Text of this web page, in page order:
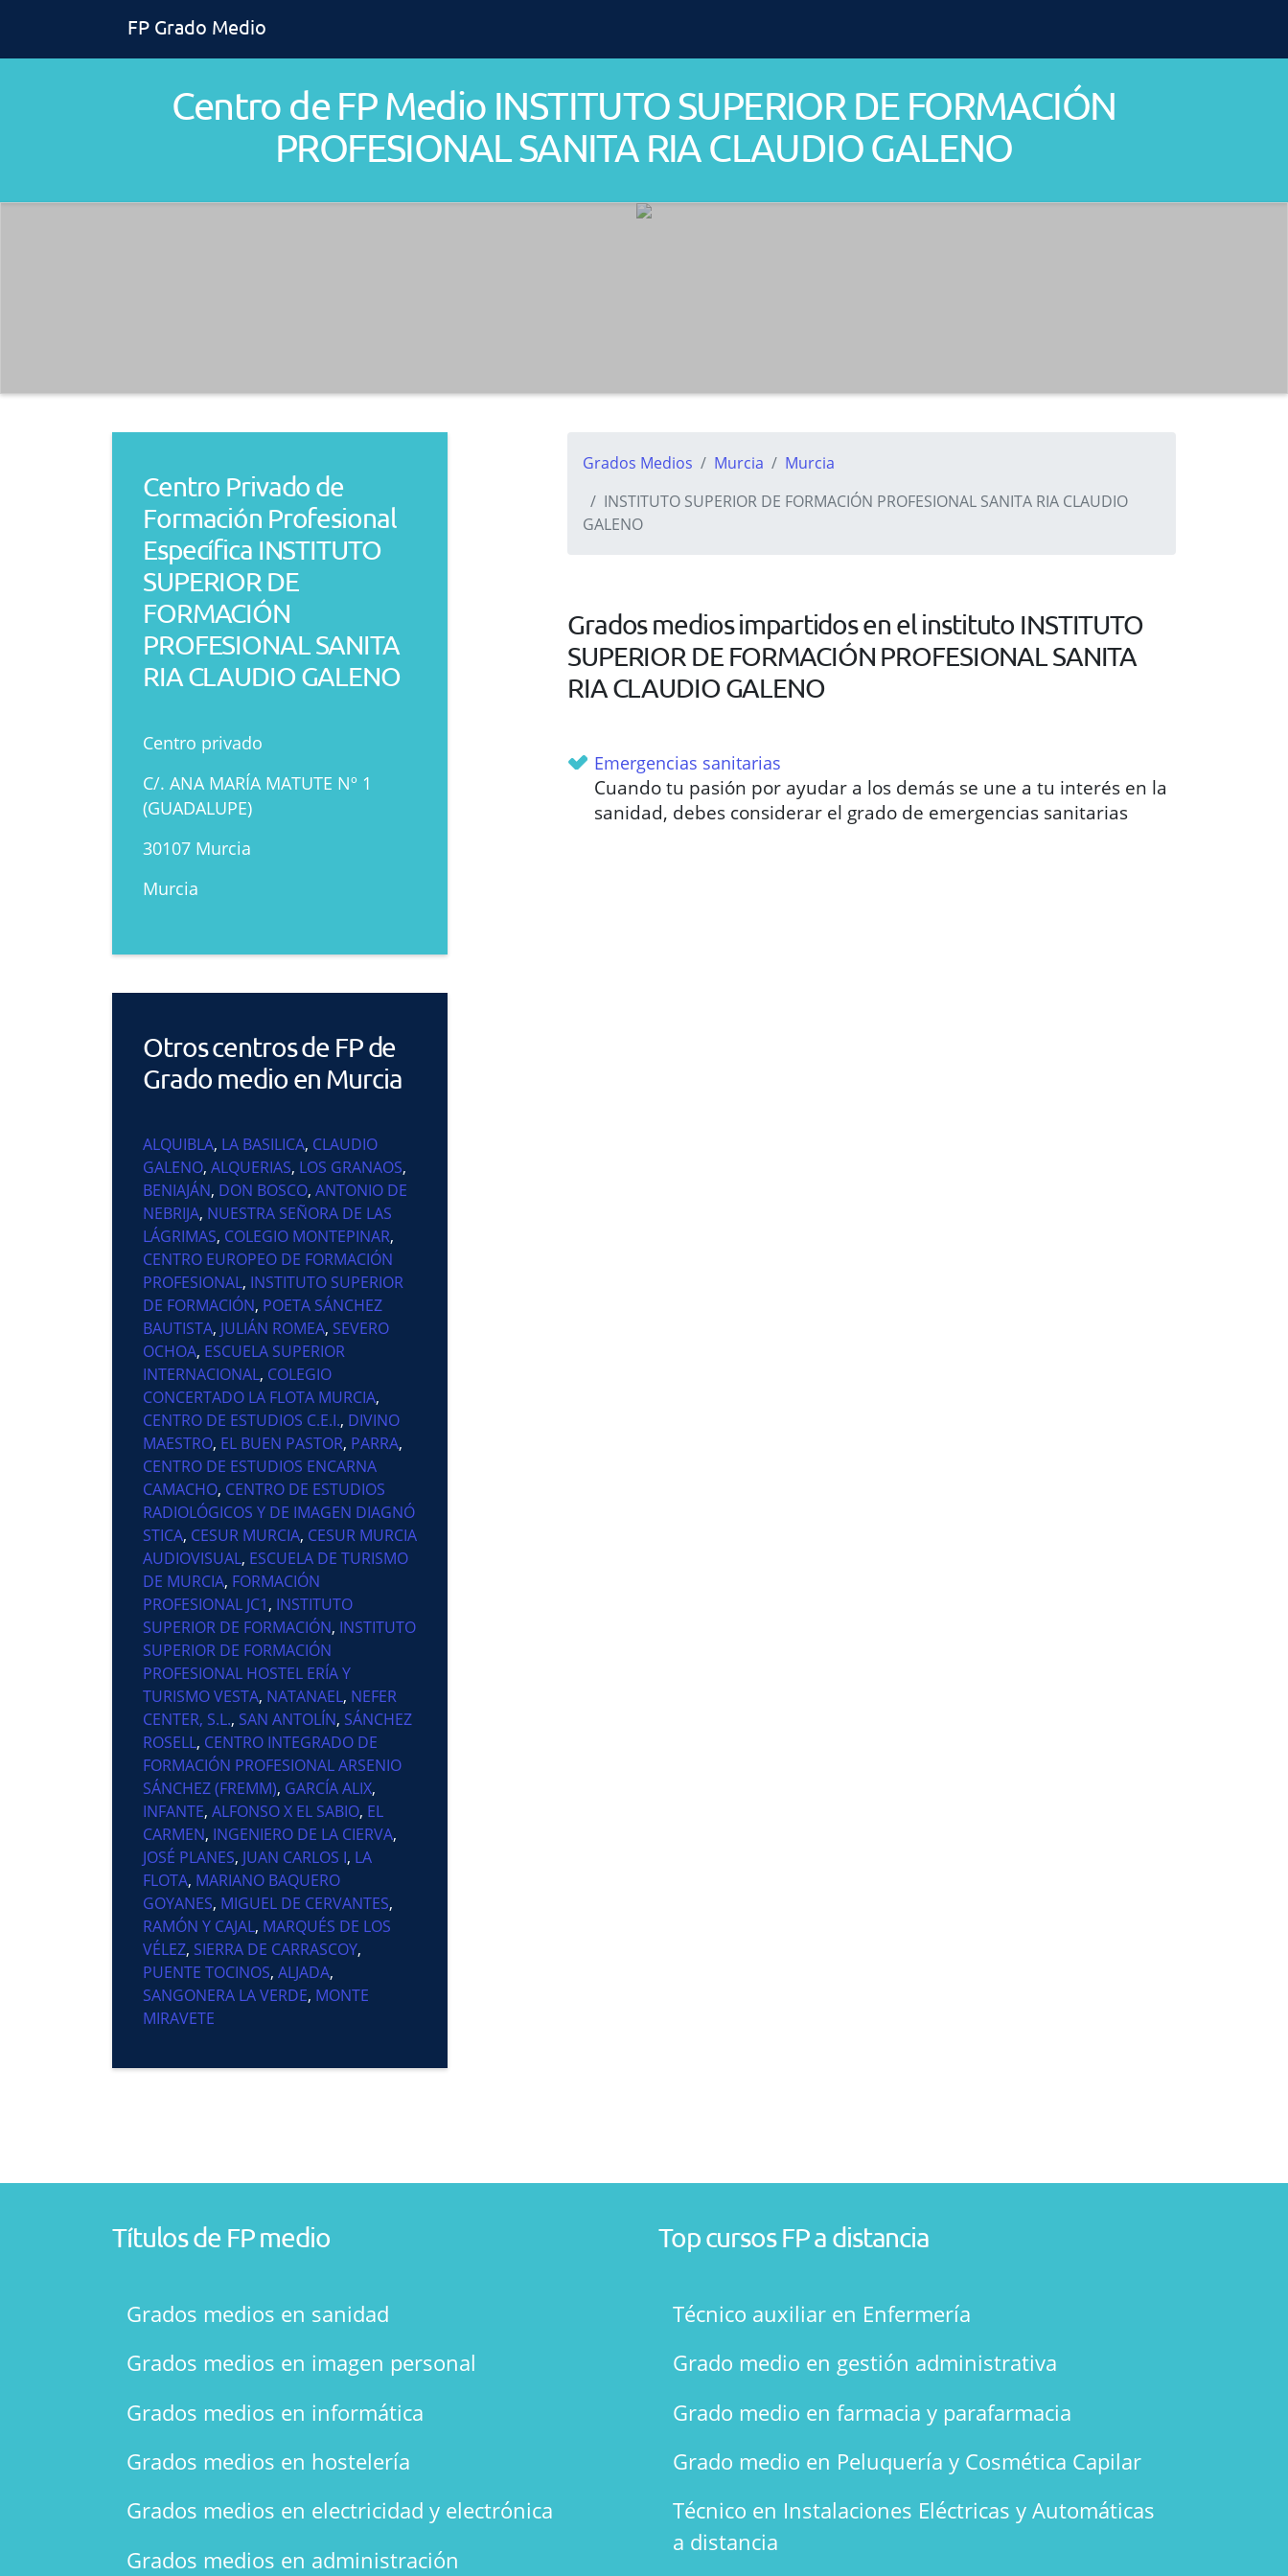
FP Grado Medio
Centro de FP Medio INSTITUTO SUPERIOR DE FORMACIÓN
PROFESIONAL SANITA RIA CLAUDIO GALENO
Centro Privado de
Formación Profesional
Específica INSTITUTO
SUPERIOR DE
FORMACIÓN
PROFESIONAL SANITA
RIA CLAUDIO GALENO
Centro privado
C/. ANA MARÍA MATUTE Nº 1
(GUADALUPE)
30107 Murcia
Murcia
Otros centros de FP de
Grado medio en Murcia
ALQUIBLA, LA BASILICA, CLAUDIO
GALENO, ALQUERIAS, LOS GRANAOS,
BENIAJÁN, DON BOSCO, ANTONIO DE
NEBRIJA, NUESTRA SEÑORA DE LAS
LÁGRIMAS, COLEGIO MONTEPINAR,
CENTRO EUROPEO DE FORMACIÓN
PROFESIONAL, INSTITUTO SUPERIOR
DE FORMACIÓN, POETA SÁNCHEZ
BAUTISTA, JULIÁN ROMEA, SEVERO
OCHOA, ESCUELA SUPERIOR
INTERNACIONAL, COLEGIO
CONCERTADO LA FLOTA MURCIA,
CENTRO DE ESTUDIOS C.E.I., DIVINO
MAESTRO, EL BUEN PASTOR, PARRA,
CENTRO DE ESTUDIOS ENCARNA
CAMACHO, CENTRO DE ESTUDIOS
RADIOLÓGICOS Y DE IMAGEN DIAGNÓ
STICA, CESUR MURCIA, CESUR MURCIA
AUDIOVISUAL, ESCUELA DE TURISMO
DE MURCIA, FORMACIÓN
PROFESIONAL JC1, INSTITUTO
SUPERIOR DE FORMACIÓN, INSTITUTO
SUPERIOR DE FORMACIÓN
PROFESIONAL HOSTEL ERÍA Y
TURISMO VESTA, NATANAEL, NEFER
CENTER, S.L., SAN ANTOLÍN, SÁNCHEZ
ROSELL, CENTRO INTEGRADO DE
FORMACIÓN PROFESIONAL ARSENIO
SÁNCHEZ (FREMM), GARCÍA ALIX,
INFANTE, ALFONSO X EL SABIO, EL
CARMEN, INGENIERO DE LA CIERVA,
JOSÉ PLANES, JUAN CARLOS I, LA
FLOTA, MARIANO BAQUERO
GOYANES, MIGUEL DE CERVANTES,
RAMÓN Y CAJAL, MARQUÉS DE LOS
VÉLEZ, SIERRA DE CARRASCOY,
PUENTE TOCINOS, ALJADA,
SANGONERA LA VERDE, MONTE
MIRAVETE
Grados Medios Murcia
Murcia
INSTITUTO SUPERIOR DE FORMACIÓN PROFESIONAL SANITA RIA CLAUDIO
GALENO
Grados medios impartidos en el instituto INSTITUTO
SUPERIOR DE FORMACIÓN PROFESIONAL SANITA
RIA CLAUDIO GALENO
Emergencias sanitarias
Cuando tu pasión por ayudar a los demás se une a tu interés en la
sanidad, debes considerar el grado de emergencias sanitarias
Títulos de FP medio
Grados medios en sanidad
Grados medios en imagen personal
Grados medios en informática
Grados medios en hostelería
Grados medios en electricidad y electrónica
Grados medios en administración
Top cursos FP a distancia
Técnico auxiliar en Enfermería
Grado medio en gestión administrativa
Grado medio en farmacia y parafarmacia
Grado medio en Peluquería y Cosmética Capilar
Técnico en Instalaciones Eléctricas y Automáticas
a distancia